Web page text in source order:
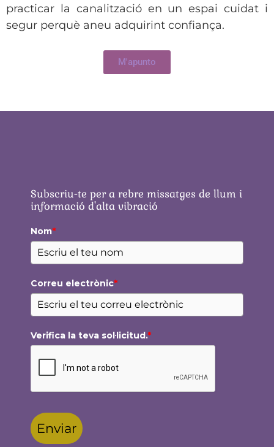
practicar la canalització en un espai cuidat i
segur perquè aneu adquirint confiança.
M'apunto
Subscriu-te per a rebre missatges de llum i
informació d'alta vibració
Nom*
Correu electrònic*
Verifica la teva sol·licitud.*
Enviar